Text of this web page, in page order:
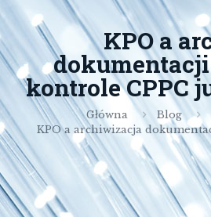
KPO a
kontrole CPPC
Główna Blog
KPO a archiwizacja